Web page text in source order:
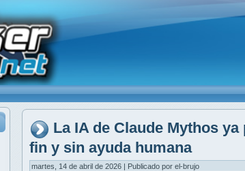
La IA de Claude Mythos
fin y sin ayuda humana
martes, 14 de abril de 2026 | Publicado por el-brujo